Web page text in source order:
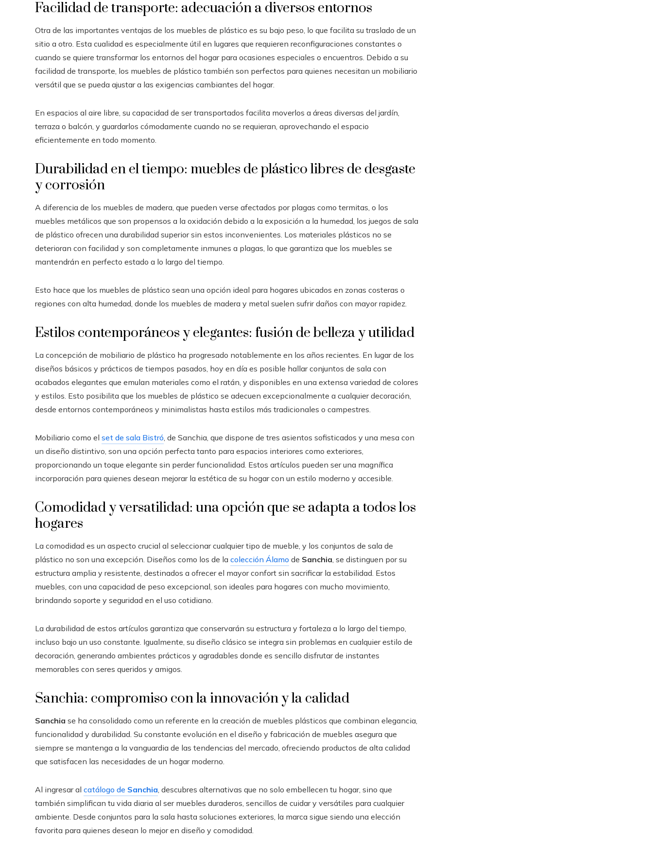
Facilidad de transporte: adecuación a diversos entornos
Otra de las importantes ventajas de los muebles de plástico es su bajo peso, lo que facilita su traslado de un
sitio a otro. Esta cualidad es especialmente útil en lugares que requieren reconfiguraciones constantes o
cuando se quiere transformar los entornos del hogar para ocasiones especiales o encuentros. Debido a su
facilidad de transporte, los muebles de plástico también son perfectos para quienes necesitan un mobiliario
versátil que se pueda ajustar a las exigencias cambiantes del hogar.
En espacios al aire libre, su capacidad de ser transportados facilita moverlos a áreas diversas del jardín,
terraza o balcón, y guardarlos cómodamente cuando no se requieran, aprovechando el espacio
eficientemente en todo momento.
Durabilidad en el tiempo: muebles de plástico libres de desgaste
y corrosión
A diferencia de los muebles de madera, que pueden verse afectados por plagas como termitas, o los
muebles metálicos que son propensos a la oxidación debido a la exposición a la humedad, los juegos de sala
de plástico ofrecen una durabilidad superior sin estos inconvenientes. Los materiales plásticos no se
deterioran con facilidad y son completamente inmunes a plagas, lo que garantiza que los muebles se
mantendrán en perfecto estado a lo largo del tiempo.
Esto hace que los muebles de plástico sean una opción ideal para hogares ubicados en zonas costeras o
regiones con alta humedad, donde los muebles de madera y metal suelen sufrir daños con mayor rapidez.
Estilos contemporáneos y elegantes: fusión de belleza y utilidad
La concepción de mobiliario de plástico ha progresado notablemente en los años recientes. En lugar de los
diseños básicos y prácticos de tiempos pasados, hoy en día es posible hallar conjuntos de sala con
acabados elegantes que emulan materiales como el ratán, y disponibles en una extensa variedad de colores
y estilos. Esto posibilita que los muebles de plástico se adecuen excepcionalmente a cualquier decoración,
desde entornos contemporáneos y minimalistas hasta estilos más tradicionales o campestres.
Mobiliario como el set de sala Bistró, de Sanchia, que dispone de tres asientos sofisticados y una mesa con
un diseño distintivo, son una opción perfecta tanto para espacios interiores como exteriores,
proporcionando un toque elegante sin perder funcionalidad. Estos artículos pueden ser una magnífica
incorporación para quienes desean mejorar la estética de su hogar con un estilo moderno y accesible.
Comodidad y versatilidad: una opción que se adapta a todos los
hogares
La comodidad es un aspecto crucial al seleccionar cualquier tipo de mueble, y los conjuntos de sala de
plástico no son una excepción. Diseños como los de la colección Álamo de Sanchia, se distinguen por su
estructura amplia y resistente, destinados a ofrecer el mayor confort sin sacrificar la estabilidad. Estos
muebles, con una capacidad de peso excepcional, son ideales para hogares con mucho movimiento,
brindando soporte y seguridad en el uso cotidiano.
La durabilidad de estos artículos garantiza que conservarán su estructura y fortaleza a lo largo del tiempo,
incluso bajo un uso constante. Igualmente, su diseño clásico se integra sin problemas en cualquier estilo de
decoración, generando ambientes prácticos y agradables donde es sencillo disfrutar de instantes
memorables con seres queridos y amigos.
Sanchia: compromiso con la innovación y la calidad
Sanchia se ha consolidado como un referente en la creación de muebles plásticos que combinan elegancia,
funcionalidad y durabilidad. Su constante evolución en el diseño y fabricación de muebles asegura que
siempre se mantenga a la vanguardia de las tendencias del mercado, ofreciendo productos de alta calidad
que satisfacen las necesidades de un hogar moderno.
Al ingresar al catálogo de Sanchia, descubres alternativas que no solo embellecen tu hogar, sino que
también simplifican tu vida diaria al ser muebles duraderos, sencillos de cuidar y versátiles para cualquier
ambiente. Desde conjuntos para la sala hasta soluciones exteriores, la marca sigue siendo una elección
favorita para quienes desean lo mejor en diseño y comodidad.